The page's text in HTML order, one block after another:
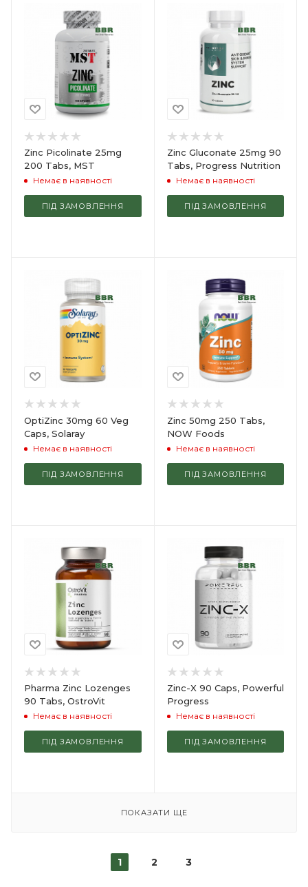
Zinc Picolinate 25mg
200 Tabs, MST
Немає в наявності
ПІД ЗАМОВЛЕННЯ
Zinc Gluconate 25mg 90
Tabs, Progress Nutrition
Немає в наявності
ПІД ЗАМОВЛЕННЯ
OptiZinc 30mg 60 Veg
Caps, Solaray
Немає в наявності
ПІД ЗАМОВЛЕННЯ
Zinc 50mg 250 Tabs,
NOW Foods
Немає в наявності
ПІД ЗАМОВЛЕННЯ
Pharma Zinc Lozenges
90 Tabs, OstroVit
Немає в наявності
ПІД ЗАМОВЛЕННЯ
Zinc-X 90 Caps, Powerful
Progress
Немає в наявності
ПІД ЗАМОВЛЕННЯ
ПОКАЗАТИ ЩЕ
1 2 3